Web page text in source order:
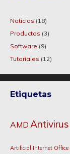
Noticias (18)
Productos (3)
Software (9)
Tutoriales (12)
Etiquetas
AMD Antivirus
Artificial Internet Office